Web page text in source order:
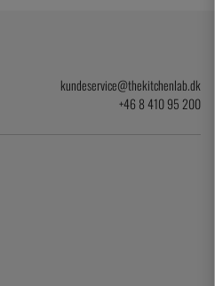
kundeservice@thekitchenlab.dk
+46 8 410 95 200